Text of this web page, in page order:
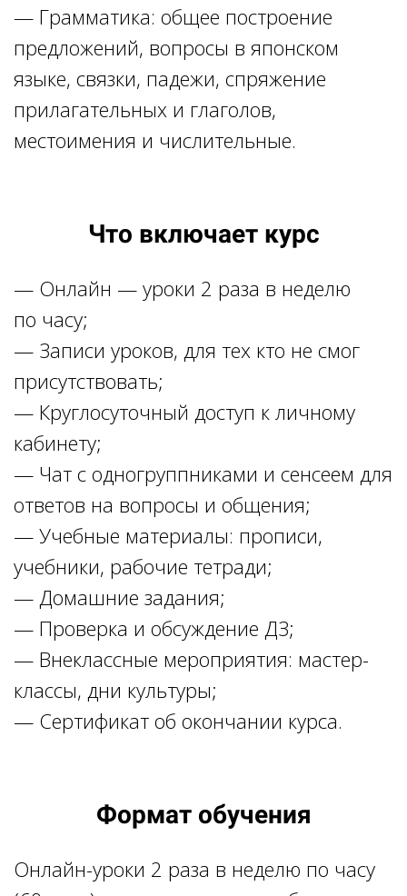
— Грамматика: общее построение
предложений, вопросы в японском
языке, связки, падежи, спряжение
прилагательных и глаголов,
местоимения и числительные.
Что включает курс
— Онлайн — уроки 2 раза в неделю
по часу;
— Записи уроков, для тех кто не смог
присутствовать;
— Круглосуточный доступ к личному
кабинету;
— Чат с одногруппниками и сенсеем для
ответов на вопросы и общения;
— Учебные материалы: прописи,
учебники, рабочие тетради;
— Домашние задания;
— Проверка и обсуждение ДЗ;
— Внеклассные мероприятия: мастер-
классы, дни культуры;
— Сертификат об окончании курса.
Формат обучения
Онлайн-уроки 2 раза в неделю по часу